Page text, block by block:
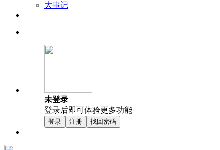
大事记
未登录
登录后即可体验更多功能
登录 注册 找回密码